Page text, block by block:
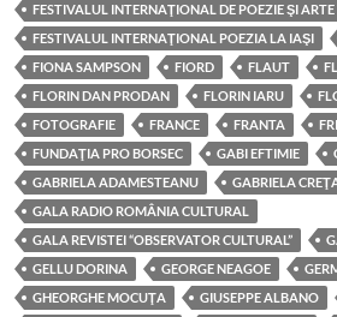
FESTIVALUL INTERNAŢIONAL DE POEZIE ŞI
FESTIVALUL INTERNAŢIONAL POEZIA LA IAŞI
FIONA SAMPSON
FIORD FLAUT
FLORIN DAN PRODAN
FLORIN IARU
FOTOGRAFIE
FRANCE FRANTA
FUNDAŢIA PRO BORSEC
GABI EFTIMIE
GABRIELA ADAMESTEANU
GABRIELA
GALA RADIO ROMÂNIA CULTURAL
GALA REVISTEI “OBSERVATOR CULTURAL”
GELLU DORINA
GEORGE NEAGOE
GHEORGHE MOCUŢA
GIUSEPPE ALBANO